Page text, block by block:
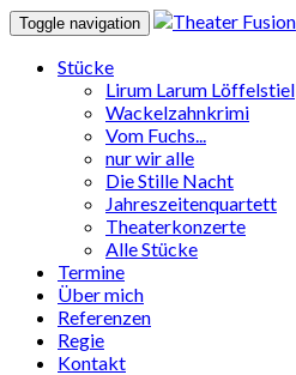
Toggle navigation
Stücke
Lirum Larum Löffelstiel
Wackelzahnkrimi
Vom Fuchs...
nur wir alle
Die Stille Nacht
Jahreszeitenquartett
Theaterkonzerte
Alle Stücke
Termine
Über mich
Referenzen
Regie
Kontakt